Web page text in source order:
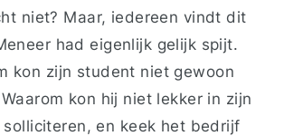
niet? Maar, iedereen vindt dit
had eigenlijk gelijk spijt.
kon zijn student niet gewoon
kon hij niet lekker in zijn
solliciteren, en keek het bedrijf